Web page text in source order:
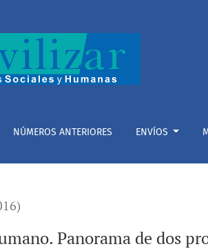
argentinas y del ámbito
NÚMEROS ANTERIORES ENVÍOS
Panorama de dos